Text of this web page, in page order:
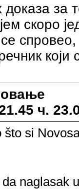
за
скоро
ч.
što si
da naglasak